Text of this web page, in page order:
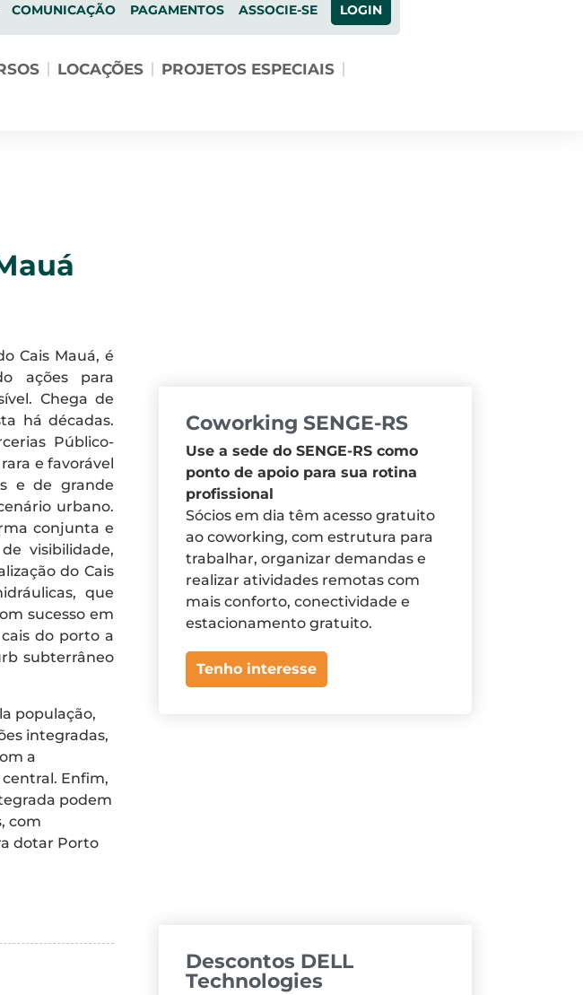
COMUNICAÇÃO PAGAMENTOS ASSOCIE-SE LOGIN
LOCAÇÕES PROJETOS ESPECIAIS
Cais Mauá, é
ações para
Chega de
há décadas.
Público-
e favorável
e de grande
urbano.
conjunta e
visibilidade,
do Cais
que
sucesso em
do porto a
subterrâneo
população,
integradas,
a
Enfim,
podem
com
dotar Porto
Coworking SENGE-RS
Use a sede do SENGE-RS como
ponto de apoio para sua rotina
profissional
Sócios em dia têm acesso gratuito
ao coworking, com estrutura para
trabalhar, organizar demandas e
realizar atividades remotas com
mais conforto, conectividade e
estacionamento gratuito.
Tenho interesse
Descontos DELL
Technologies